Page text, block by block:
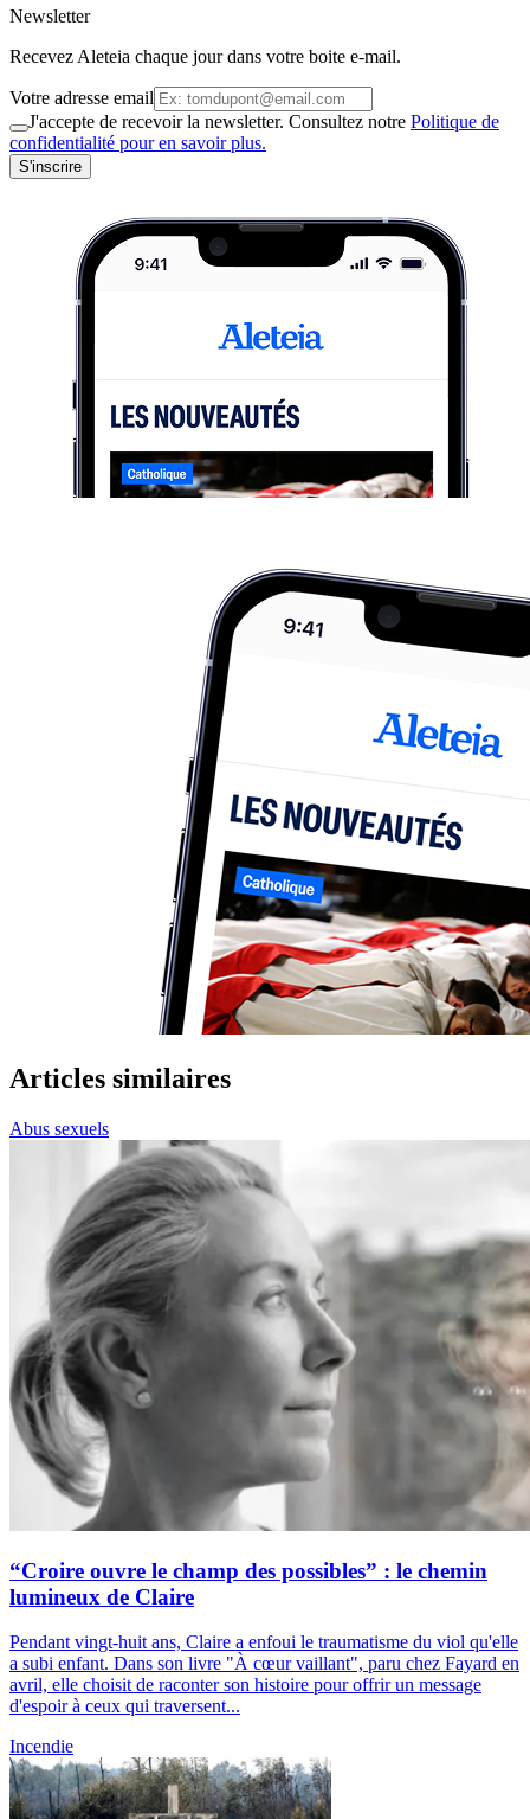
Newsletter
Recevez Aleteia chaque jour dans votre boite e-mail.
Votre adresse email
J'accepte de recevoir la newsletter. Consultez notre Politique de
confidentialité pour en savoir plus.
S'inscrire
Articles similaires
Abus sexuels
“Croire ouvre le champ des possibles” : le chemin
lumineux de Claire
Pendant vingt-huit ans, Claire a enfoui le traumatisme du viol qu'elle
a subi enfant. Dans son livre "À cœur vaillant", paru chez Fayard en
avril, elle choisit de raconter son histoire pour offrir un message
d'espoir à ceux qui traversent...
Incendie